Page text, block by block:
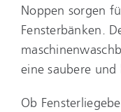
Noppen sorgen
Fensterbänken.
eine saubere
Ob